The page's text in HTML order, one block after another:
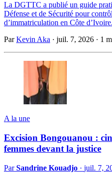
La DGTTC a publié un guide
Défense et de Sécurité pour
d’immatriculation en Côte d’Ivoire.
ParKevin Aka · juil. 7, 2026 · 1
A la une
Excision Bongouanou :
femmes devant la justice
ParSandrine Kouadjo · juil. 7,